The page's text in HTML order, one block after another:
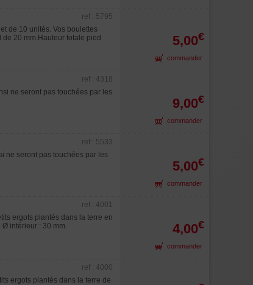
ref : 5795
de 10 unités. Vos boulettes
20 mm.Hauteur totale pied
5,00€
commander
ref : 4318
ne seront pas touchées par les
9,00€
commander
ref : 5533
ne seront pas touchées par les
5,00€
commander
ref : 4001
ergots plantés dans la terre en
intérieur : 30 mm.
4,00€
commander
ref : 4000
ergots plantés dans la terre de